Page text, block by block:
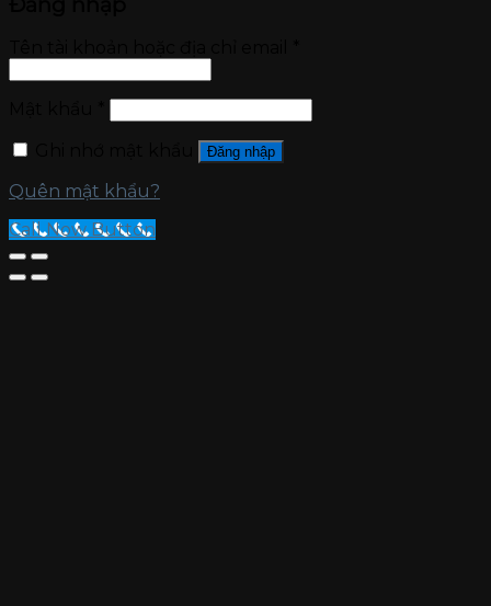
Đăng nhập
Quên mật khẩu?
Call Now Button